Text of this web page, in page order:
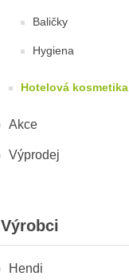
Baličky
Hygiena
Hotelová kosmetika
Akce
Výprodej
Výrobci
Hendi